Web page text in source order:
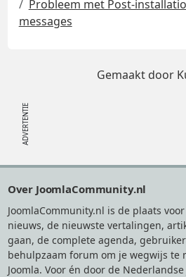
Probleem met Post-
messages
Gemaakt door
Over JoomlaCommunity.nl
JoomlaCommunity.nl is de plaats
nieuws, de nieuwste vertalingen,
gaan, de complete agenda,
behulpzaam forum om je wegwijs te
Joomla. Voor én door de